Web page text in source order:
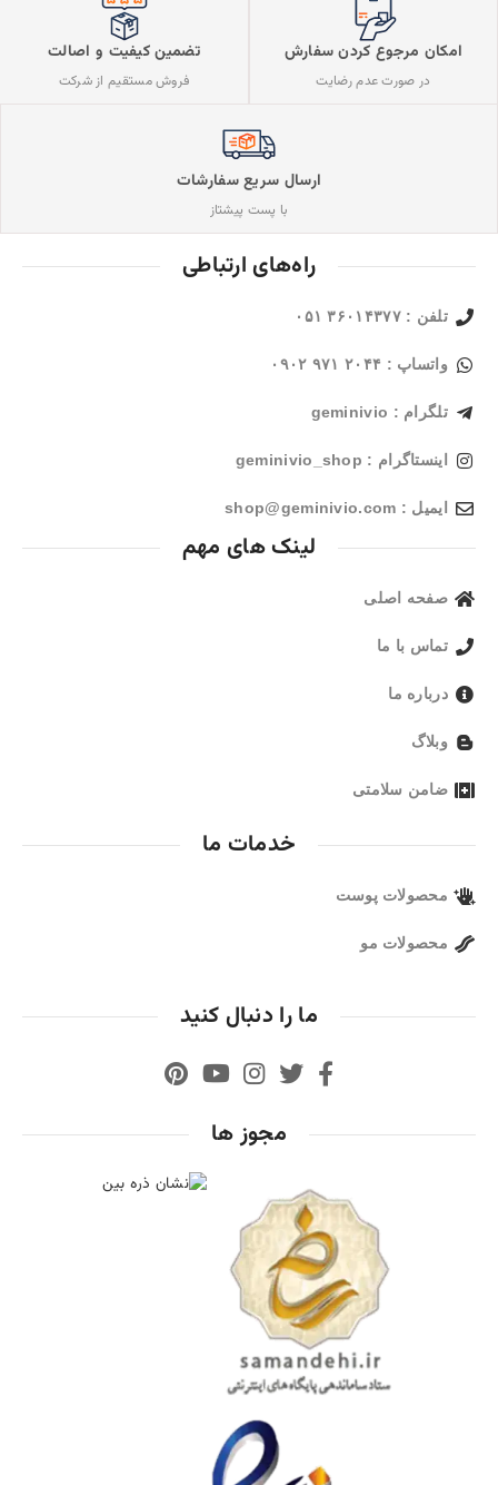
امکان مرجوع کردن سفارش
در صورت عدم رضایت
تضمین کیفیت و اصالت
فروش مستقیم از شرکت
ارسال سریع سفارشات
با پست پیشتاز
راه‌های ارتباطی
تلفن : ۳۶۰۱۴۳۷۷ ۰۵۱
واتساپ : ۲۰۴۴ ۹۷۱ ۰۹۰۲
تلگرام : geminivio
اینستاگرام : geminivio_shop
ایمیل : shop@geminivio.com​
لینک های مهم
صفحه اصلی
تماس با ما
درباره ما
وبلاگ
ضامن سلامتی
خدمات ما
محصولات پوست
محصولات مو
ما را دنبال کنید
مجوز ها